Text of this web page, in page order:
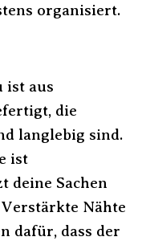
organisiert.
ist aus
die
langlebig sind.
ist
deine Sachen
Nähte
dafür, dass der